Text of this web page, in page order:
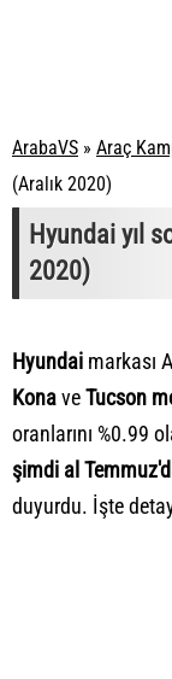
ArabaVS » Araç
(Aralık 2020)
Hyundai yıl
2020)
Hyundai markası
KonaveTucson
oranlarını %0.99
şimdi al
duyurdu. İşte